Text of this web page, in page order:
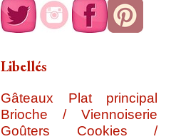
Libellés
Gâteaux
Plat principal
Brioche / Viennoiserie
Goûters
Cookies /